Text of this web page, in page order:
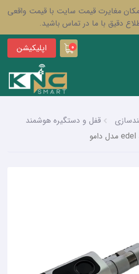
امکان مغایرت قیمت سایت با قیمت واقعی
دقیق با ما در تماس باشید.
0 اپلیکیشن
قفل و دستگیره هوشمند